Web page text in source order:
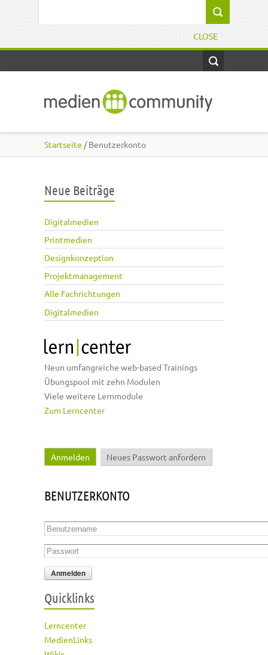
CLOSE
Startseite / Benutzerkonto
Neue Beiträge
Digitalmedien
Printmedien
Designkonzeption
Projektmanagement
Alle Fachrichtungen
Digitalmedien
Neun umfangreiche web-based Trainings
Übungspool mit zehn Modulen
Viele weitere Lernmodule
Zum Lerncenter
Haupt-Reiter
Anmelden (aktiver Reiter)
Neues Passwort anfordern
BENUTZERKONTO
Benutzername
Passwort
Quicklinks
Lerncenter
MedienLinks